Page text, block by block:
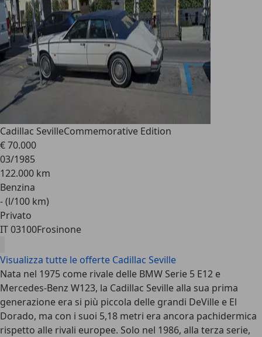
Cadillac SevilleCommemorative Edition
€ 70.000
03/1985
122.000 km
Benzina
- (l/100 km)
Privato
IT 03100Frosinone
Visualizza tutte le offerte Cadillac Seville
Nata nel 1975 come rivale delle BMW Serie 5 E12 e
Mercedes-Benz W123, la Cadillac Seville alla sua prima
generazione era si più piccola delle grandi DeVille e El
Dorado, ma con i suoi 5,18 metri era ancora pachidermica
rispetto alle rivali europee. Solo nel 1986, alla terza serie,